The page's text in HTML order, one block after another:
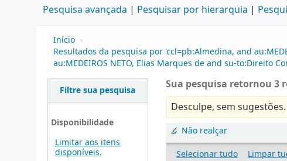
Pesquisa avançada Pesquisar por hierarquia
Início ›
Resultados da pesquisa por 'ccl=pb:Almedina, and
au:MEDEIROS NETO, Elias Marques de and su-to:Direito
Filtre sua pesquisa
Disponibilidade
Limitar aos itens
disponíveis.
Sua pesquisa retornou 3
Desculpe, sem sugestões.
Não realçar
Selecionar tudo
Limpar